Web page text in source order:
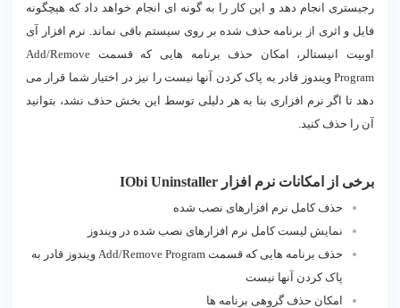
رجیستری انجام دهد و این کار را به گونه ای انجام خواهد داد که هیچگونه
فایل و اثری از برنامه حذف شده بر روی سیستم باقی نماند. نرم افزار آی
اوبیت انیستالر، امکان حذف برنامه هایی که قسمت Add/Remove
Program ویندوز قادر به پاک کردن آنها نیست را نیز در اختیار شما قرار می
دهد تا اگر نرم افزاری بنا به هر دلیلی توسط این بخش حذف نشد، بتوانید
آن را حذف کنید.
برخی از امکانات نرم افزار IObi Uninstaller
حذف کامل نرم افزارهای نصب شده
نمایش لیست کامل نرم افزارهای نصب شده در ویندوز
حذف برنامه هایی که قسمت Add/Remove Program ویندوز قادر به
پاک کردن آنها نیست
امکان حذف گروهی برنامه ها